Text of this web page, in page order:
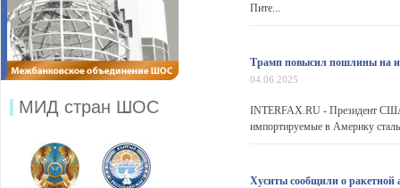
МИД стран ШОС
Пите...
Трамп повысил пошлины на
04.06.2025
INTERFAX.RU - Президент США
импортируемые в Америку
Хуситы сообщили о ракетной